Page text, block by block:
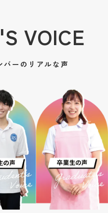
VOICE
バーのリアルな声